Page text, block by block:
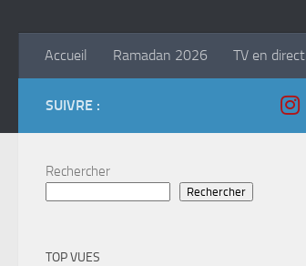
Accueil Ramadan 2026 TV en direct
SUIVRE :
Rechercher
Rechercher
TOP VUES